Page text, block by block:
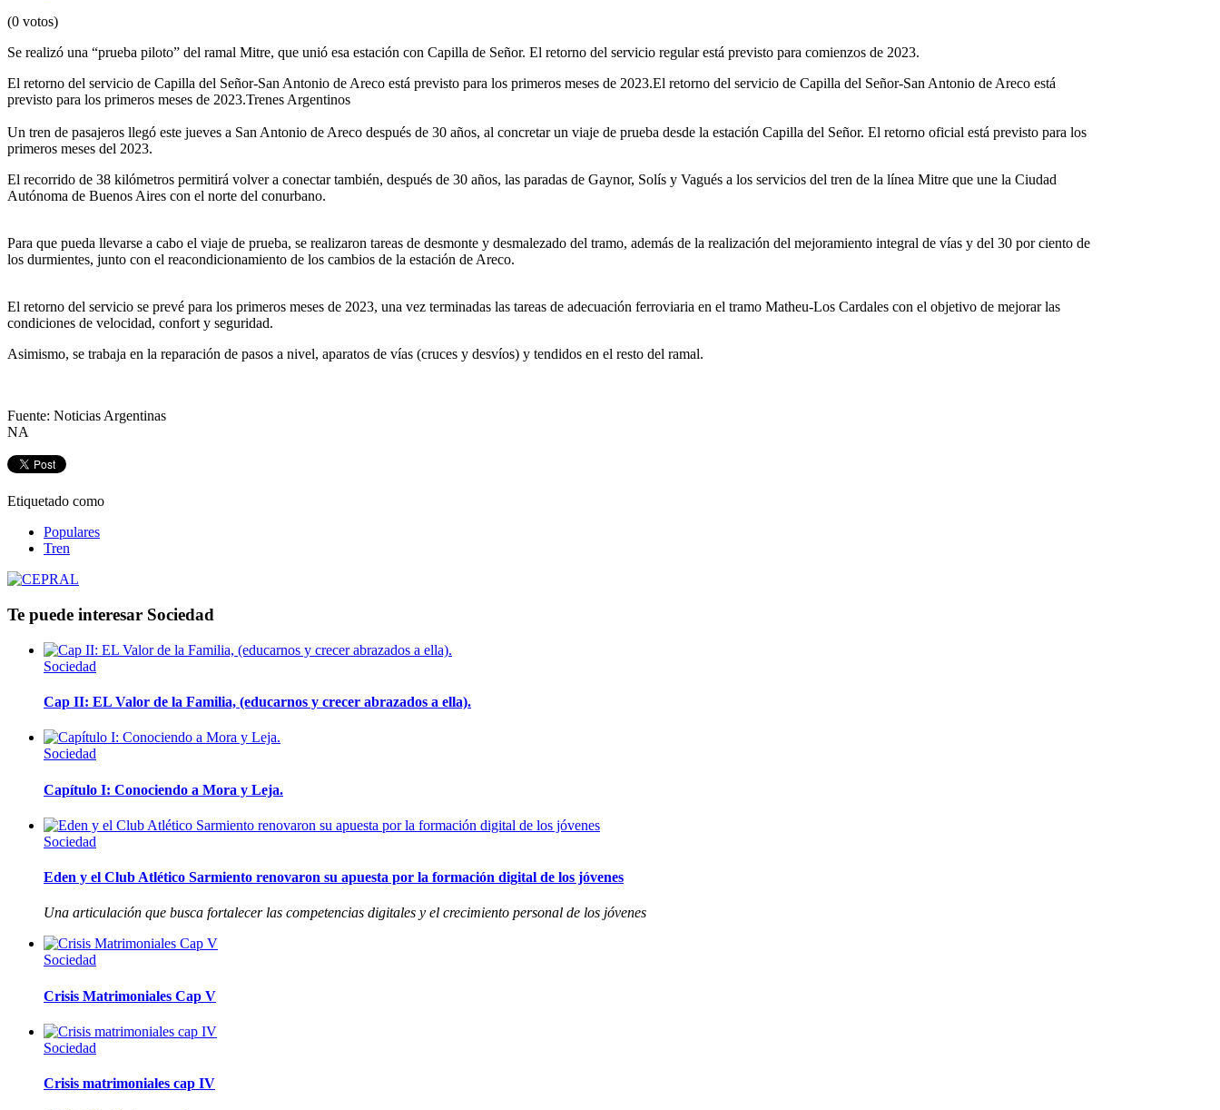
(0 votos)
Se realizó una “prueba piloto” del ramal Mitre, que unió esa estación con Capilla de Señor. El retorno del servicio regular está previsto para comienzos de 2023.
El retorno del servicio de Capilla del Señor-San Antonio de Areco está previsto para los primeros meses de 2023.El retorno del servicio de Capilla del Señor-San Antonio de Areco está
previsto para los primeros meses de 2023.Trenes Argentinos
Un tren de pasajeros llegó este jueves a San Antonio de Areco después de 30 años, al concretar un viaje de prueba desde la estación Capilla del Señor. El retorno oficial está previsto para los
primeros meses del 2023.
El recorrido de 38 kilómetros permitirá volver a conectar también, después de 30 años, las paradas de Gaynor, Solís y Vagués a los servicios del tren de la línea Mitre que une la Ciudad
Autónoma de Buenos Aires con el norte del conurbano.
Para que pueda llevarse a cabo el viaje de prueba, se realizaron tareas de desmonte y desmalezado del tramo, además de la realización del mejoramiento integral de vías y del 30 por ciento de
los durmientes, junto con el reacondicionamiento de los cambios de la estación de Areco.
El retorno del servicio se prevé para los primeros meses de 2023, una vez terminadas las tareas de adecuación ferroviaria en el tramo Matheu-Los Cardales con el objetivo de mejorar las
condiciones de velocidad, confort y seguridad.
Asimismo, se trabaja en la reparación de pasos a nivel, aparatos de vías (cruces y desvíos) y tendidos en el resto del ramal.
Fuente: Noticias Argentinas
NA
Etiquetado como
Populares
Tren
Te puede interesar Sociedad
Sociedad
Cap II: EL Valor de la Familia, (educarnos y crecer abrazados a ella).
Sociedad
Capítulo I: Conociendo a Mora y Leja.
Sociedad
Eden y el Club Atlético Sarmiento renovaron su apuesta por la formación digital de los jóvenes
Una articulación que busca fortalecer las competencias digitales y el crecimiento personal de los jóvenes
Sociedad
Crisis Matrimoniales Cap V
Sociedad
Crisis matrimoniales cap IV